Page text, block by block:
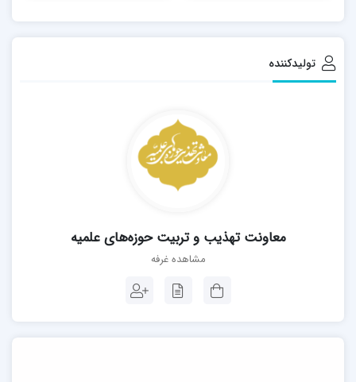
تولیدکننده
معاونت تهذیب و تربیت حوزه‌های علمیه
مشاهده غرفه